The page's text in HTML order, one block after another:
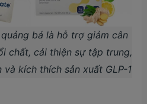
bá là hỗ trợ giảm cân
chất, cải thiện sự tập trung,
kích thích sản xuất GLP-1